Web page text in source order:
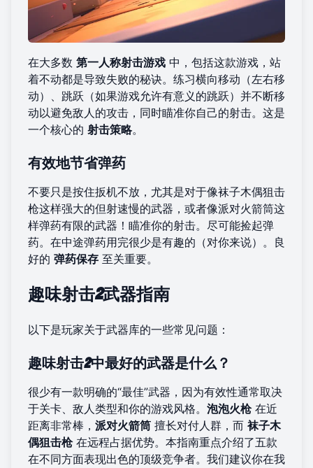
在大多数 第一人称射击游戏 中，包括这款游戏，站
着不动都是导致失败的秘诀。练习横向移动（左右移
动）、跳跃（如果游戏允许有意义的跳跃）并不断移
动以避免敌人的攻击，同时瞄准你自己的射击。这是
一个核心的 射击策略。
有效地节省弹药
不要只是按住扳机不放，尤其是对于像袜子木偶狙击
枪这样强大的但射速慢的武器，或者像派对火箭筒这
样弹药有限的武器！瞄准你的射击。尽可能捡起弹
药。在中途弹药用完很少是有趣的（对你来说）。良
好的 弹药保存 至关重要。
趣味射击2武器指南
以下是玩家关于武器库的一些常见问题：
趣味射击2中最好的武器是什么？
很少有一款明确的“最佳”武器，因为有效性通常取决
于关卡、敌人类型和你的游戏风格。 泡泡火枪在近
距离非常棒， 派对火箭筒 擅长对付人群，而 袜子木
偶狙击枪在远程占据优势。本指南重点介绍了五款
在不同方面表现出色的顶级竞争者。我们建议你在我